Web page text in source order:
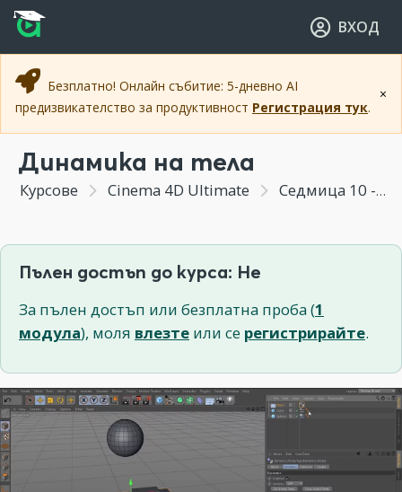
Прескочи към основното съдържание
Прескочи към навигацията
ВХОД
×
Безплатно! Онлайн събитие: 5-дневно AI
предизвикателство за продуктивност Регистрация тук.
Динамика на тела
Курсове Cinema 4D Ultimate Седмица 10 - Симулация на твърди и меки тела с Dynamics
Пълен достъп до курса: Не
За пълен достъп или безплатна проба (1
модула), моля влезте или се регистрирайте.